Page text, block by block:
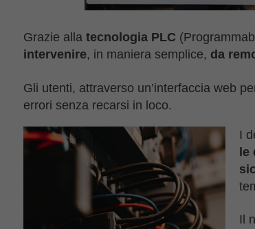
Grazie alla tecnologia PLC
intervenire, in maniera semplice, da
Gli utenti, attraverso un’interfaccia web
errori senza recarsi in loco.
I
le
Il